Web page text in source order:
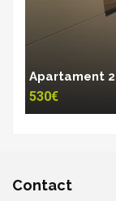
Apartament 2
530€
Contact